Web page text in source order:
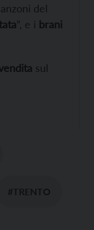
del
”, e i brani
sul
#TRENTO